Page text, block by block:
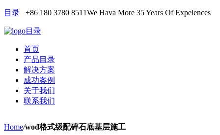
目录 +86 180 3780 8511We Hava More 35 Years Of Expeiences
目录
首页
产品目录
解决方案
成功案例
关于我们
联系我们
Home/wod格式级配碎石底基层施工